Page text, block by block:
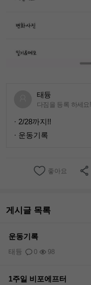
태듕
다짐을 등록 하세요!
· 2/28까지!!
· 운동기록
좋아요
게시글 목록
운동기록
0 98
태듕
1주일 비포에프터